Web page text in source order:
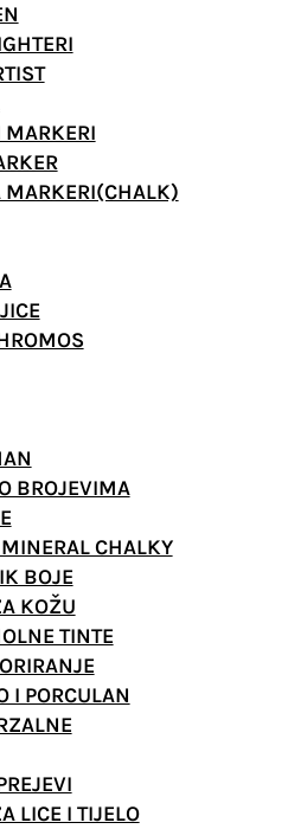
MARKERI
MARKERI(CHALK)
BROJEVIMA
CHALKY
BOJE
KOŽU
TINTE
I PORCULAN
LICE I TIJELO